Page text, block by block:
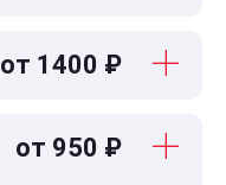
от 1400 ₽
от 950 ₽